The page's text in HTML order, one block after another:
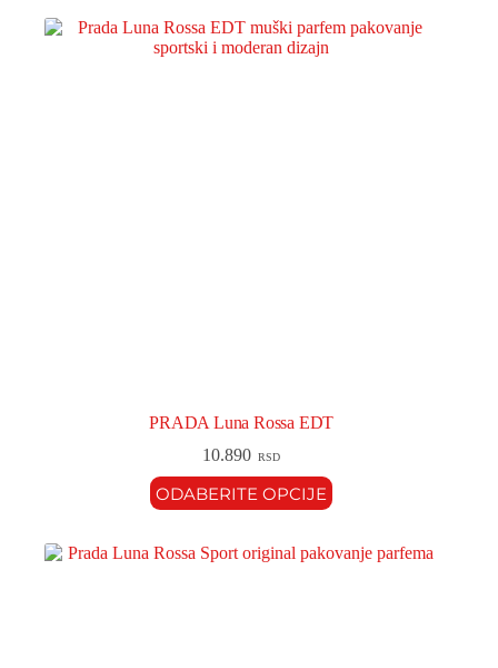
PRADA Luna Rossa EDT
10.890 RSD
ODABERITE OPCIJE